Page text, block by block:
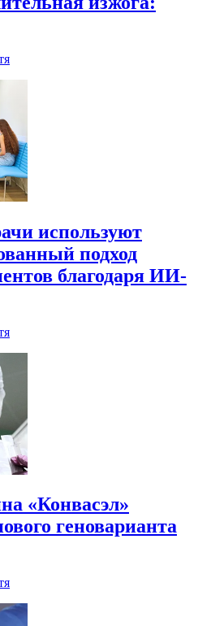
используют
подход
благодаря ИИ-
«Конвасэл»
геноварианта